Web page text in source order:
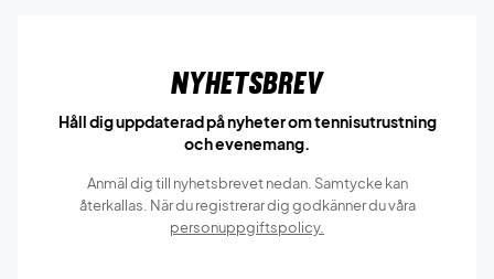
Nyhetsbrev
Håll dig uppdaterad på nyheter om tennisutrustning
och evenemang.
Anmäl dig till nyhetsbrevet nedan. Samtycke kan
återkallas. När du registrerar dig godkänner du våra
personuppgiftspolicy.